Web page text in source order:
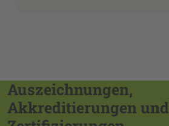
Auszeichnungen,
Akkreditierungen und